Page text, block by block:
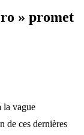
» promet
la vague
de ces dernières